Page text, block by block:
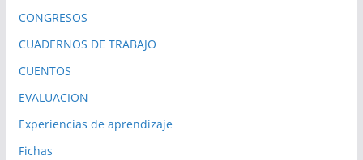
CONGRESOS
CUADERNOS DE TRABAJO
CUENTOS
EVALUACION
Experiencias de aprendizaje
Fichas